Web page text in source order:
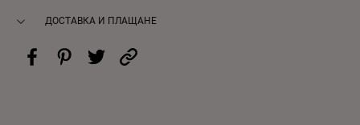
ДОСТАВКА И ПЛАЩАНЕ